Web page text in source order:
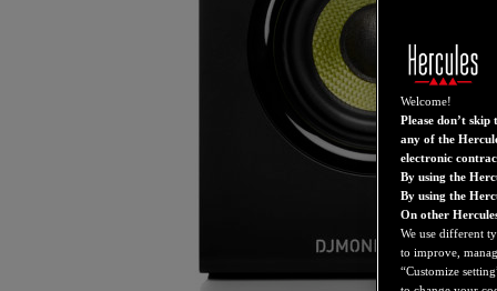
Welcome!
Please don’t skip
any of the
electronic
By using the
By using the
On other
We use different
to improve,
“Customize